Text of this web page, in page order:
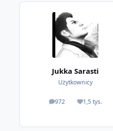
Jukka Sarasti
Użytkownicy
972
odpowiedzi1,5 tys.
Reputacja